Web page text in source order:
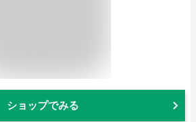
ショップでみる